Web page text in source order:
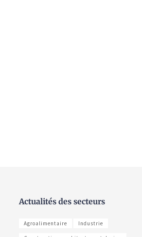
Actualités des secteurs
Agroalimentaire Industrie